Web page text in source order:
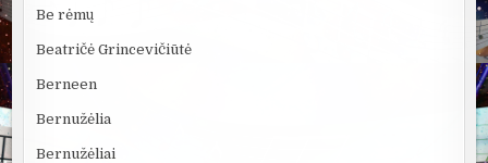
Be rėmų
Beatričė Grincevičiūtė
Berneen
Bernužėlia
Bernužėliai